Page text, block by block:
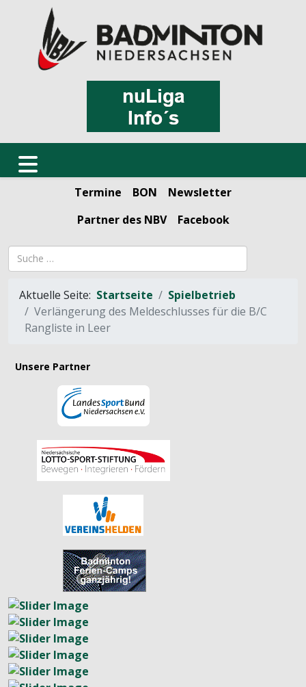
Termine BON
Newsletter
Partner des NBV
Facebook
Suchbegriff
Aktuelle Seite: Startseite
Spielbetrieb
Verlängerung des Meldeschlusses für die B/C
Rangliste in Leer
Unsere Partner